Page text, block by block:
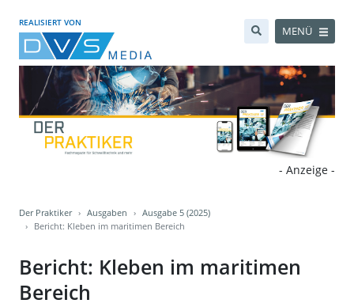
REALISIERT VON
MENÜ
- Anzeige -
Der Praktiker Ausgaben
Ausgabe 5 (2025)
Bericht: Kleben im maritimen Bereich
Bericht: Kleben im maritimen
Bereich